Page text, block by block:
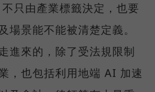
只由產業標籤決定，也要
場景能不能被清楚定義。
進來的，除了受法規限制
，也包括利用地端 AI 加速